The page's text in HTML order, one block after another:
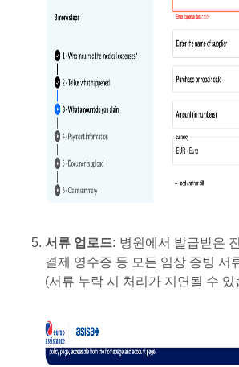
서류 업로드: 병원에서 발급받은
결제 영수증 등 모든 임상 증빙 서
(서류 누락 시 처리가 지연될 수 있